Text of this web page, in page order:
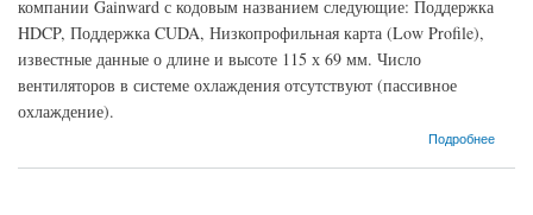
компании Gainward с кодовым названием следующие: Поддержка
HDCP, Поддержка CUDA, Низкопрофильная карта (Low Profile),
известные данные о длине и высоте 115 х 69 мм. Число
вентиляторов в системе охлаждения отсутствуют (пассивное
охлаждение).
Подробнее
о Видеокарта Gainward GeForce GT 730 (902МГц, GDDR3 1024Мб 1800МГц 64 бит)